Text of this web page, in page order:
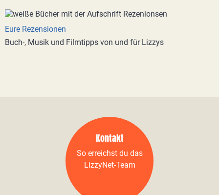
Eure Rezensionen
Buch-, Musik und Filmtipps von und für Lizzys
Kontakt
So erreichst du das
LizzyNet-Team